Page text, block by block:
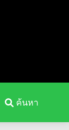
ค้นหา